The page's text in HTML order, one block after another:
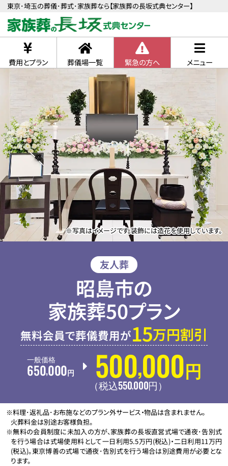
東京･埼玉の葬儀･葬式･家族葬なら【家族葬の長坂式典センター】
費用とプラン 葬儀場一覧 緊急の方へ メニュー
※写真はイメージです。装飾には造花を使用しています。
友人葬
昭島市の
家族葬50プラン
無料会員で葬儀費用が15万円割引
一般価格
650,000 円 500,000 円
（税込550,000円 ）
※料理･返礼品･お布施などのプラン外サービス・物品は含まれません。
火葬料金は別途お客様負担。
※無料の会員制度に未加入の方が、家族葬の長坂直営式場で通夜･告別式
を行う場合は式場使用料として一日利用5.5万円(税込)・二日利用11万円
(税込)。東京博善の式場で通夜･告別式を行う場合は別途費用が必要とな
ります。